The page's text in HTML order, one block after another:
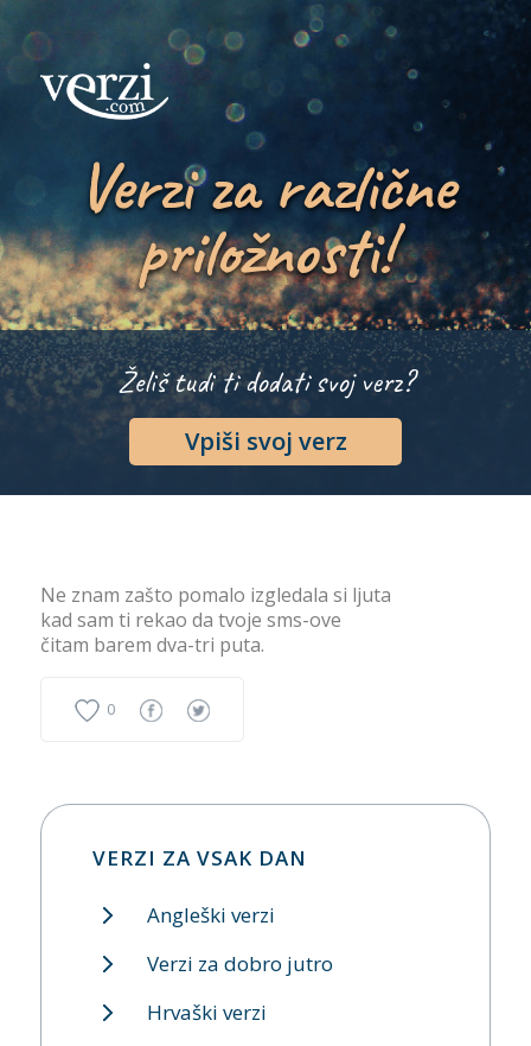
Verzi za različne
priložnosti!
Želiš tudi ti dodati svoj verz?
Vpiši svoj verz
Ne znam zašto pomalo izgledala si ljuta
kad sam ti rekao da tvoje sms-ove
čitam barem dva-tri puta.
0
VERZI ZA VSAK DAN
Angleški verzi
Verzi za dobro jutro
Hrvaški verzi